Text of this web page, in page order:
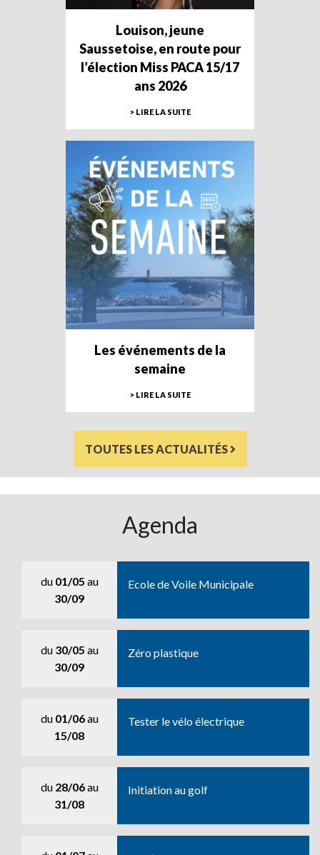
Louison, jeune
Saussetoise, en route pour
l’élection Miss PACA 15/17
ans 2026
> LIRE LA SUITE
Les événements de la
semaine
> LIRE LA SUITE
TOUTES LES ACTUALITÉS
Agenda
du 01/05 au
30/09
Ecole de Voile Municipale
du 30/05 au
30/09
Zéro plastique
du 01/06au
15/08
Tester le vélo électrique
du 28/06au
31/08
Initiation au golf